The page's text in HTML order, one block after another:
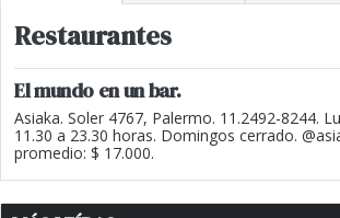
Restaurantes
El mundo en un bar.
Asiaka. Soler 4767, Palermo. 11.2492-8244.
11.30 a 23.30 horas. Domingos cerrado.
promedio: $ 17.000.